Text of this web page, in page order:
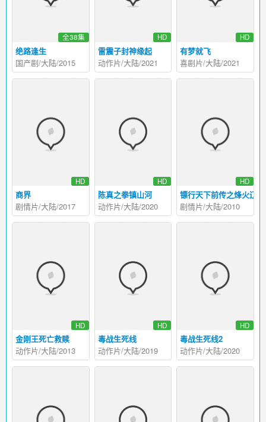
绝路逢生
全38集
国产剧/大陆/2015
雷震子封神缘起
HD
动作片/大陆/2021
有梦就飞
HD
喜剧片/大陆/2021
商界
HD
剧情片/大陆/2017
陈真之拳镇山河
HD
动作片/大陆/2020
镖行天下前传之烽火辽东
HD
剧情片/大陆/2010
金刚王死亡救赎
HD
动作片/大陆/2013
毒战生死线
HD
动作片/大陆/2019
毒战生死线2
HD
动作片/大陆/2020